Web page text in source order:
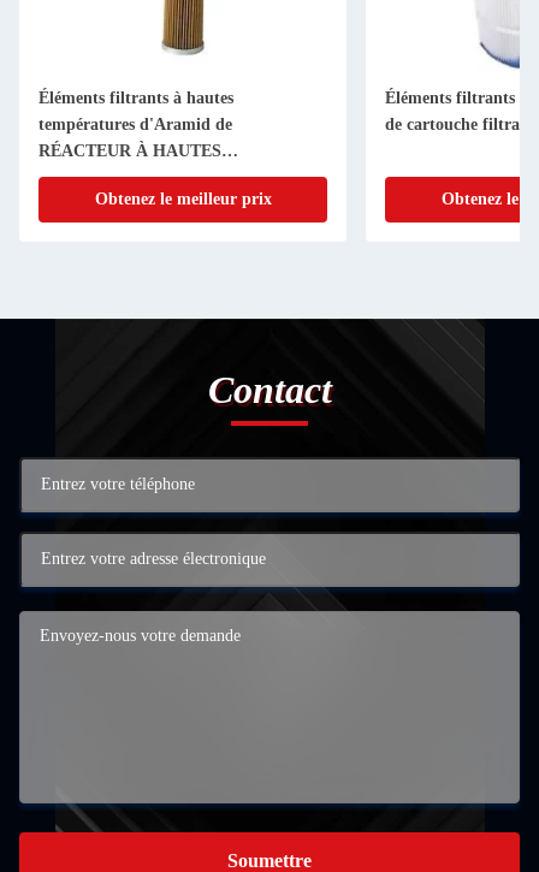
Éléments filtrants à hautes
températures d'Aramid de
RÉACTEUR À HAUTES
TEMPÉRATURES, cartouche filtrante
de membrane de polyester
Obtenez le meilleur prix
Éléments filtrants
de cartouche
Obtenez le
Contact
Soumettre